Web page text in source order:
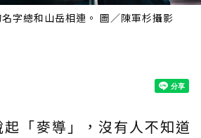
字總和山岳相連。 圖／陳軍杉攝影
「麥導」，沒有人不知道